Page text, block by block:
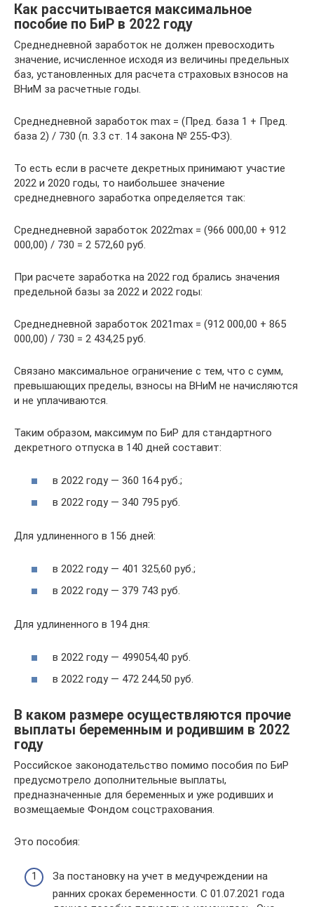
Как рассчитывается максимальное
пособие по БиР в 2022 году
Среднедневной заработок не должен превосходить
значение, исчисленное исходя из величины предельных
баз, установленных для расчета страховых взносов на
ВНиМ за расчетные годы.
Среднедневной заработок max = (Пред. база 1 + Пред.
база 2) / 730 (п. 3.3 ст. 14 закона № 255-ФЗ).
То есть если в расчете декретных принимают участие
2022 и 2020 годы, то наибольшее значение
среднедневного заработка определяется так:
Среднедневной заработок 2022max = (966 000,00 + 912
000,00) / 730 = 2 572,60 руб.
При расчете заработка на 2022 год брались значения
предельной базы за 2022 и 2022 годы:
Среднедневной заработок 2021max = (912 000,00 + 865
000,00) / 730 = 2 434,25 руб.
Связано максимальное ограничение с тем, что с сумм,
превышающих пределы, взносы на ВНиМ не начисляются
и не уплачиваются.
Таким образом, максимум по БиР для стандартного
декретного отпуска в 140 дней составит:
в 2022 году — 360 164 руб.;
в 2022 году — 340 795 руб.
Для удлиненного в 156 дней:
в 2022 году — 401 325,60 руб.;
в 2022 году — 379 743 руб.
Для удлиненного в 194 дня:
в 2022 году — 499054,40 руб.
в 2022 году — 472 244,50 руб.
В каком размере осуществляются прочие
выплаты беременным и родившим в 2022
году
Российское законодательство помимо пособия по БиР
предусмотрело дополнительные выплаты,
предназначенные для беременных и уже родивших и
возмещаемые Фондом соцстрахования.
Это пособия:
За постановку на учет в медучреждении на
ранних сроках беременности. С 01.07.2021 года